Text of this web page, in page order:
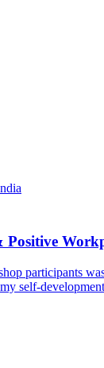
Positive
participants
self-